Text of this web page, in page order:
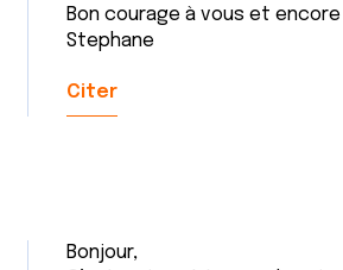
Bon courage à vous et
Stephane
Citer
Bonjour,